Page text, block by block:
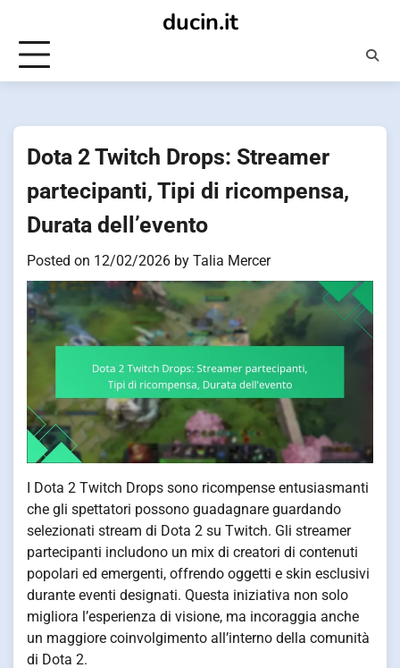
content
ducin.it
Dota 2 Twitch Drops: Streamer
partecipanti, Tipi di ricompensa,
Durata dell’evento
Posted on 12/02/2026 by Talia Mercer
I Dota 2 Twitch Drops sono ricompense entusiasmanti
che gli spettatori possono guadagnare guardando
selezionati stream di Dota 2 su Twitch. Gli streamer
partecipanti includono un mix di creatori di contenuti
popolari ed emergenti, offrendo oggetti e skin esclusivi
durante eventi designati. Questa iniziativa non solo
migliora l’esperienza di visione, ma incoraggia anche
un maggiore coinvolgimento all’interno della comunità
di Dota 2.